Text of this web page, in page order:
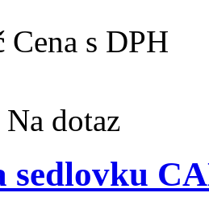
Cena s DPH
Na dotaz
sedlovku